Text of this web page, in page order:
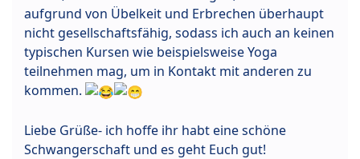
aufgrund von Übelkeit und Erbrechen überhaupt
nicht gesellschaftsfähig, sodass ich auch an keinen
typischen Kursen wie beispielsweise Yoga
teilnehmen mag, um in Kontakt mit anderen zu
kommen.
Liebe Grüße- ich hoffe ihr habt eine schöne
Schwangerschaft und es geht Euch gut!